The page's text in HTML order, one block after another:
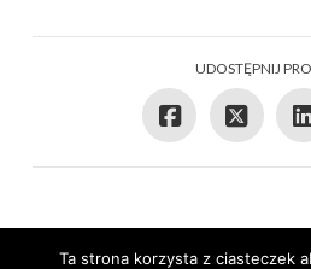
UDOSTĘPNIJ
Ta strona korzysta z ciasteczek